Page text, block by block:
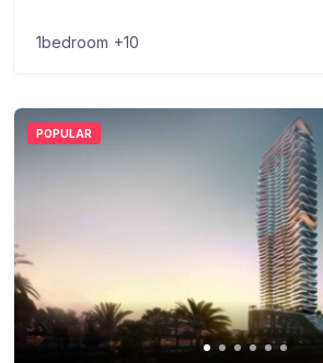
1bedroom +10
POPULAR